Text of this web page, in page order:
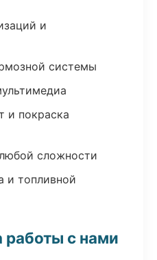
и
системы
и покраска
сложности
и топливной
с нами